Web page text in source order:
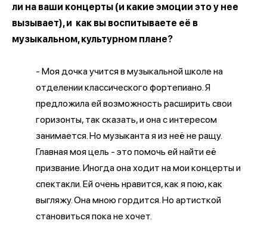
ли на ваши концерты (и какие эмоции это у нее
вызывает), и как вы воспитываете её в
музыкальном, культурном плане?
- Моя дочка учится в музыкальной школе на
отделении классического фортепиано. Я
предложила ей возможность расширить свои
горизонты, так сказать, и она с интересом
занимается. Но музыканта я из неё не ращу.
Главная моя цель - это помочь ей найти её
призвание. Иногда она ходит на мои концерты и
спектакли. Ей очень нравится, как я пою, как
выгляжу. Она мною гордится. Но артисткой
становиться пока не хочет.